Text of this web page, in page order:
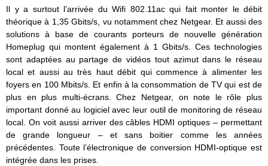
Il y a surtout l’arrivée du Wifi 802.11ac qui fait monter le débit
théorique à 1,35 Gbits/s, vu notamment chez Netgear. Et aussi des
solutions à base de courants porteurs de nouvelle génération
Homeplug qui montent également à 1 Gbits/s. Ces technologies
sont adaptées au partage de vidéos tout azimut dans le réseau
local et aussi au très haut débit qui commence à alimenter les
foyers en 100 Mbits/s. Et enfin à la consommation de TV qui est de
plus en plus multi-écrans. Chez Netgear, on note le rôle plus
important donné au logiciel avec leur outil de monitoring de réseau
local. On voit aussi arriver des câbles HDMI optiques – permettant
de grande longueur – et sans boitier comme les années
précédentes. Toute l’électronique de conversion HDMI-optique est
intégrée dans les prises.